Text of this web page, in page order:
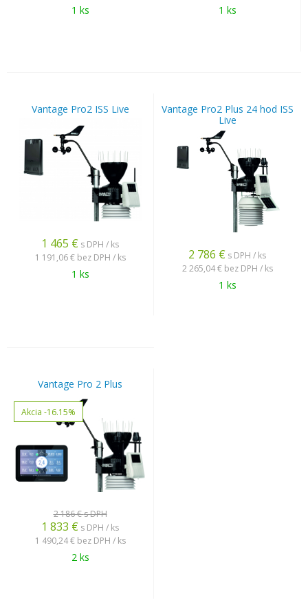
1 ks 1 ks
Vantage Pro2 ISS Live
1 465 € s DPH / ks
1 191,06 € bez DPH / ks
1 ks
Vantage Pro2 Plus 24 hod ISS
Live
2 786 € s DPH / ks
2 265,04 € bez DPH / ks
1 ks
Vantage Pro 2 Plus
Akcia -16.15%
2 186 €s DPH
1 833 € s DPH / ks
1 490,24 € bez DPH / ks
2 ks